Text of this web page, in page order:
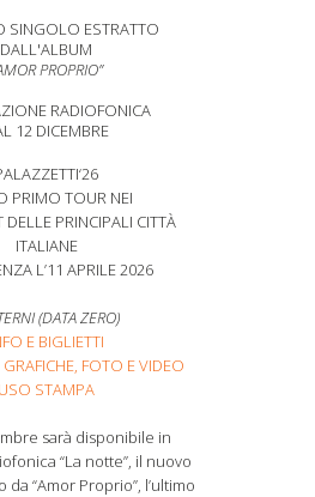
SINGOLO ESTRATTO
DALL'ALBUM
PROPRIO”
RADIOFONICA
12 DICEMBRE
PRIMO TOUR NEI
DELLE PRINCIPALI CITTÀ
ITALIANE
L’11 APRILE 2026
(DATA ZERO)
E BIGLIETTI
FOTO E VIDEO
USO STAMPA
sarà disponibile in
“La notte”, il nuovo
da “Amor Proprio”, l’ultimo